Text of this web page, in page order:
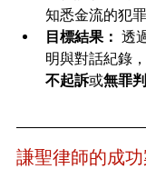
知悉金流的犯罪
目標結果： 透
明與對話紀錄
不起訴或無罪
謙聖律師的成